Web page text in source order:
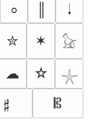
⸰
𝆺𝅥
✮ ✶
𓃠
☁ ☆
𓇼
𝄰 𝄡